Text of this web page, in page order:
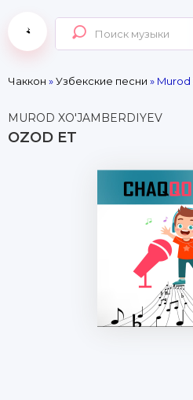
Чаккон »Узбекские песни »
MUROD XO'JAMBERDIYEV
OZOD ET